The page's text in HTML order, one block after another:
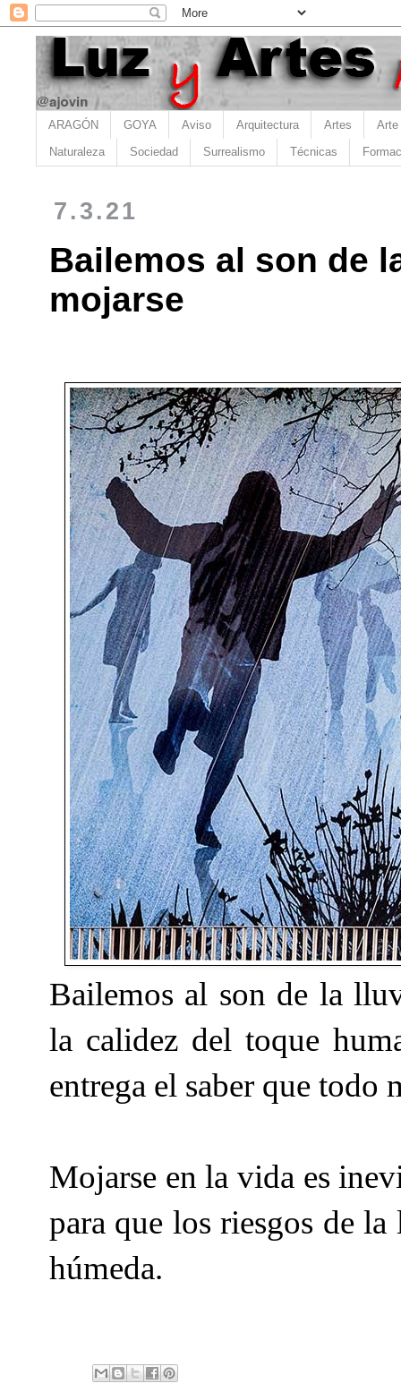
ARAGÓN GOYA Aviso Arquitectura Artes Arte
Naturaleza Sociedad Surrealismo Técnicas
7.3.21
Bailemos al son de
mojarse
Bailemos al son de la
la calidez del toque
entrega el saber que todo
Mojarse en la vida es
para que los riesgos de
húmeda.